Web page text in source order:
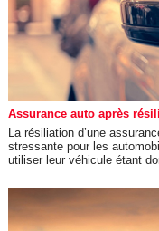
Assurance auto après
La résiliation d’une
stressante pour les
utiliser leur véhicule étant